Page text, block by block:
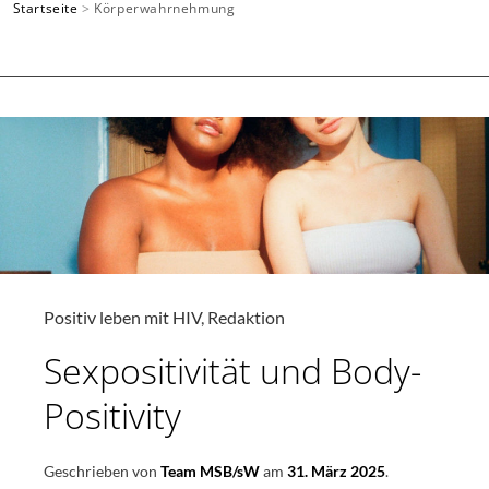
Startseite > Körperwahrnehmung
Positiv leben mit HIV, Redaktion
Sexpositivität und Body-
Positivity
Geschrieben von Team MSB/sWam 31. März 2025.